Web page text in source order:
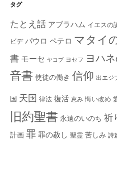
タグ
たとえ話 アブラハム イエスの
ビデ パウロ ペテロ マタイ
書 モーセ ヤコブ ヨセフ ヨハ
音書 使徒の働き 信仰 出エジ
国 天国 律法 復活 恵み 悔い改め
旧約聖書 永遠のいのち 祈
計画 罪 罪の赦し 聖霊 苦しみ 詩